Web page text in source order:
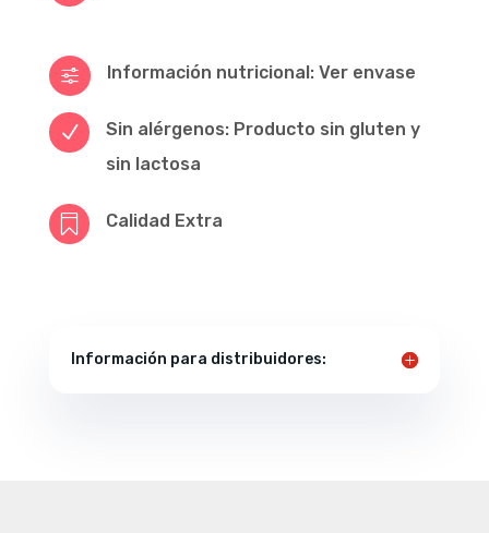
f Información nutricional: Ver envase
N
Sin alérgenos: Producto sin gluten y
sin lactosa
 Calidad Extra
Información para distribuidores: